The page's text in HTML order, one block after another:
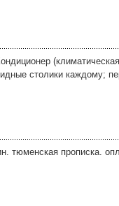
столики каждому;
тюменская прописка.